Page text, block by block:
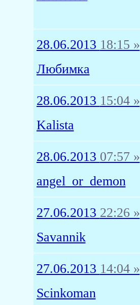
28.06.2013 18:15 »
Любимка
28.06.2013 15:04 »
Kalista
28.06.2013 07:57 »
angel_or_demon
27.06.2013 22:26 »
Savannik
27.06.2013 14:04 »
Scinkoman